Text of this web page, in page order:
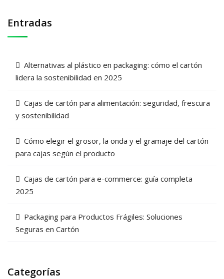
Entradas
Alternativas al plástico en packaging: cómo el cartón
lidera la sostenibilidad en 2025
Cajas de cartón para alimentación: seguridad, frescura
y sostenibilidad
Cómo elegir el grosor, la onda y el gramaje del cartón
para cajas según el producto
Cajas de cartón para e-commerce: guía completa
2025
Packaging para Productos Frágiles: Soluciones
Seguras en Cartón
Categorías